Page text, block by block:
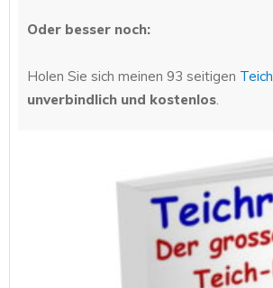
Oder besser noch:
Holen Sie sich meinen 93 seitigen
unverbindlich und kostenlos.